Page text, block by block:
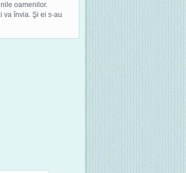
oamenilor.
va învia. Şi ei s-au